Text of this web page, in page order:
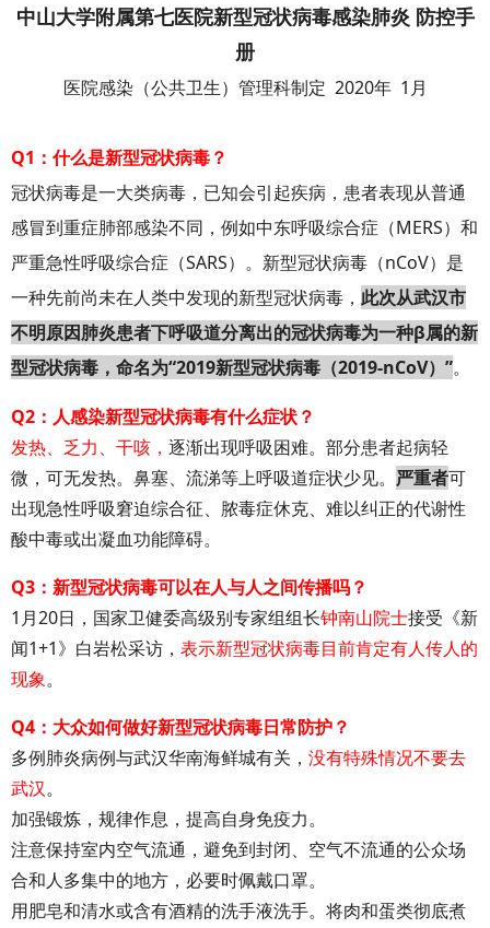
中山大学附属第七医院新型冠状病毒感染肺炎 防控手
册
医院感染（公共卫生）管理科制定 2020年 1月
Q1：什么是新型冠状病毒？
冠状病毒是一大类病毒，已知会引起疾病，患者表现从普通
感冒到重症肺部感染不同，例如中东呼吸综合症（MERS）和
严重急性呼吸综合症（SARS）。新型冠状病毒（nCoV）是
一种先前尚未在人类中发现的新型冠状病毒， 此次从武汉市
不明原因肺炎患者下呼吸道分离出的冠状病毒为一种β属的新
型冠状病毒，命名为“2019新型冠状病毒（2019-nCoV）”。
Q2：人感染新型冠状病毒有什么症状？
发热、乏力、干咳， 逐渐出现呼吸困难。部分患者起病轻
微，可无发热。鼻塞、流涕等上呼吸道症状少见。 严重者可
出现急性呼吸窘迫综合征、脓毒症休克、难以纠正的代谢性
酸中毒或出凝血功能障碍。
Q3：新型冠状病毒可以在人与人之间传播吗？
1月20日，国家卫健委高级别专家组组长钟南山院士接受《新
闻1+1》白岩松采访， 表示新型冠状病毒目前肯定有人传人的
现象。
Q4：大众如何做好新型冠状病毒日常防护？
多例肺炎病例与武汉华南海鲜城有关， 没有特殊情况不要去
武汉。
加强锻炼，规律作息，提高自身免疫力。
注意保持室内空气流通，避免到封闭、空气不流通的公众场
合和人多集中的地方，必要时佩戴口罩。
用肥皂和清水或含有酒精的洗手液洗手。将肉和蛋类彻底煮